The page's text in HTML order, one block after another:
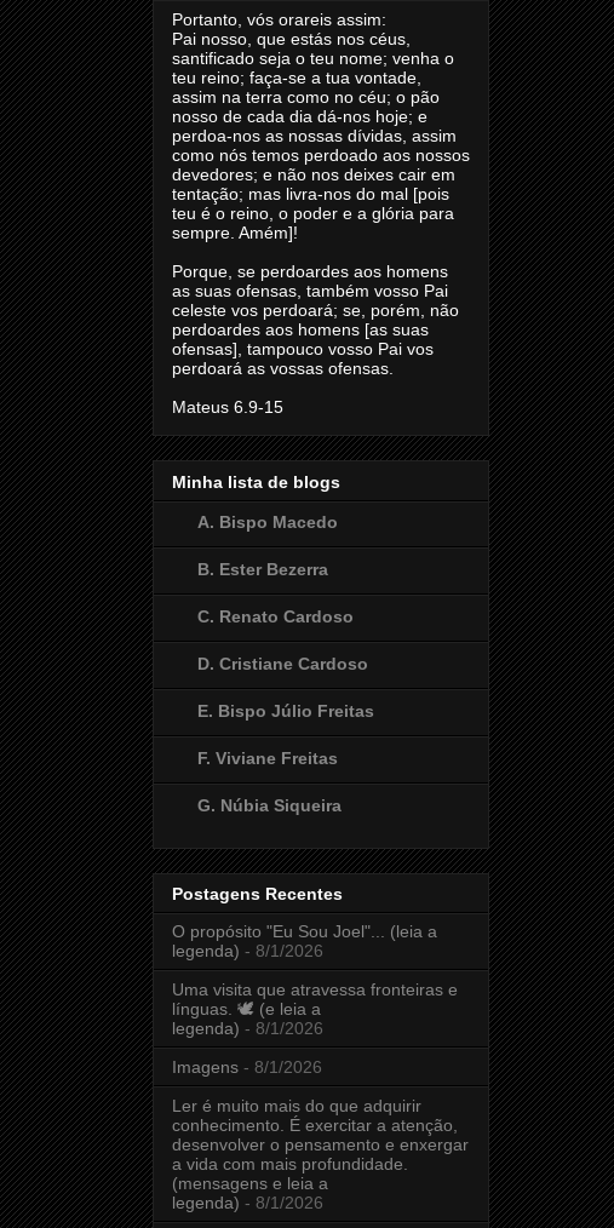
Portanto, vós orareis assim:
Pai nosso, que estás nos céus,
santificado seja o teu nome; venha o
teu reino; faça-se a tua vontade,
assim na terra como no céu; o pão
nosso de cada dia dá-nos hoje; e
perdoa-nos as nossas dívidas, assim
como nós temos perdoado aos nossos
devedores; e não nos deixes cair em
tentação; mas livra-nos do mal [pois
teu é o reino, o poder e a glória para
sempre. Amém]!
Porque, se perdoardes aos homens
as suas ofensas, também vosso Pai
celeste vos perdoará; se, porém, não
perdoardes aos homens [as suas
ofensas], tampouco vosso Pai vos
perdoará as vossas ofensas.
Mateus 6.9-15
Minha lista de blogs
A. Bispo Macedo
B. Ester Bezerra
C. Renato Cardoso
D. Cristiane Cardoso
E. Bispo Júlio Freitas
F. Viviane Freitas
G. Núbia Siqueira
Postagens Recentes
O propósito "Eu Sou Joel"... (leia a
legenda) - 8/1/2026
Uma visita que atravessa fronteiras e
línguas. 🕊️ (e leia a
legenda) - 8/1/2026
Imagens - 8/1/2026
Ler é muito mais do que adquirir
conhecimento. É exercitar a atenção,
desenvolver o pensamento e enxergar
a vida com mais profundidade.
(mensagens e leia a
legenda) - 8/1/2026